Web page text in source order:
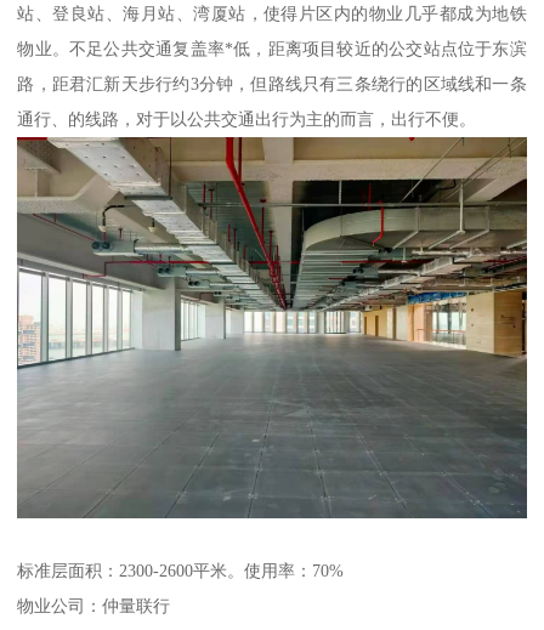
站、登良站、海月站、湾厦站，使得片区内的物业几乎都成为地铁
物业。不足公共交通复盖率*低，距离项目较近的公交站点位于东滨
路，距君汇新天步行约3分钟，但路线只有三条绕行的区域线和一条
通行、的线路，对于以公共交通出行为主的而言，出行不便。
标准层面积：2300-2600平米。使用率：70%
物业公司：仲量联行